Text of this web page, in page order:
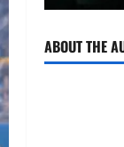
ABOUT THE